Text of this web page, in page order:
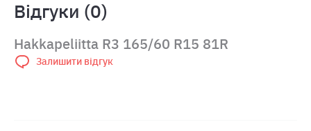
Відгуки (0)
Hakkapeliitta R3 165/60 R15 81R
Залишити відгук